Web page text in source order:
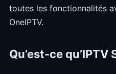
toutes les fonctionnalités
OneIPTV.
Qu’est-ce qu’IPTV